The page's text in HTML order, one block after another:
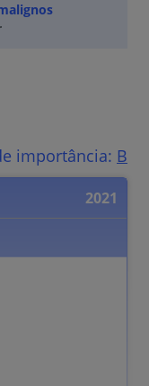
importância: B
2021